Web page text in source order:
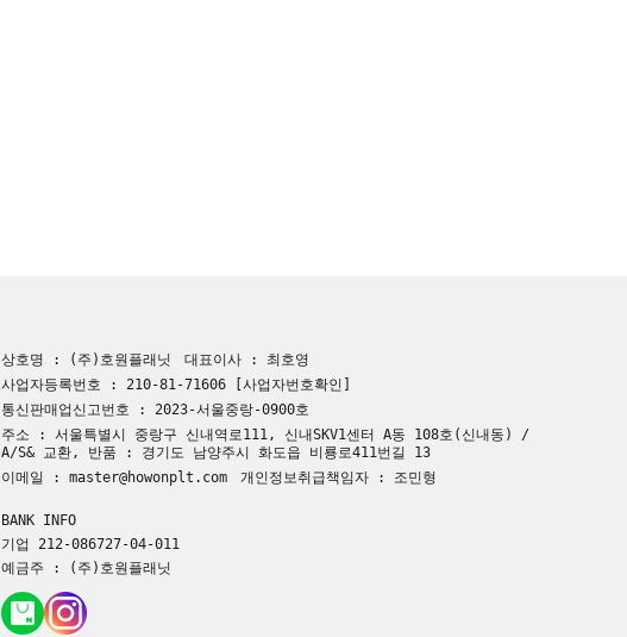
상호명 : (주)호원플래닛
대표이사 : 최호영
사업자등록번호 : 210-81-71606
[사업자번호확인]
통신판매업신고번호 : 2023-서울중랑-0900호
주소 : 서울특별시 중랑구 신내역로111, 신내SKV1센터 A동 108호(신내동) /
A/S& 교환, 반품 : 경기도 남양주시 화도읍 비룡로411번길 13
이메일 : master@howonplt.com
개인정보취급책임자 : 조민형
BANK INFO
기업 212-086727-04-011
예금주 : (주)호원플래닛